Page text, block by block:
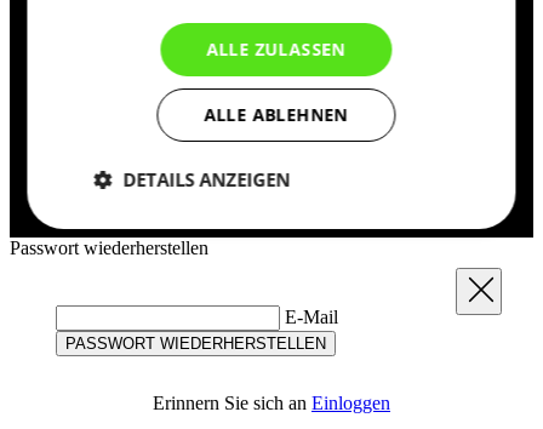
Damit erhältst Du Einblick in Deine
Bestellungen.
Du sparst Zeit beim Ausfüllen Deiner
Informationen.
ANMELDEN
Schließen
Passwort wiederherstellen
E-Mail
PASSWORT WIEDERHERSTELLEN
Erinnern Sie sich an Einloggen
ALLE ZULASSEN
ALLE ABLEHNEN
DETAILS ANZEIGEN
Notwendig Statistiken Marketing
Funktionalität Nich klassifiziert